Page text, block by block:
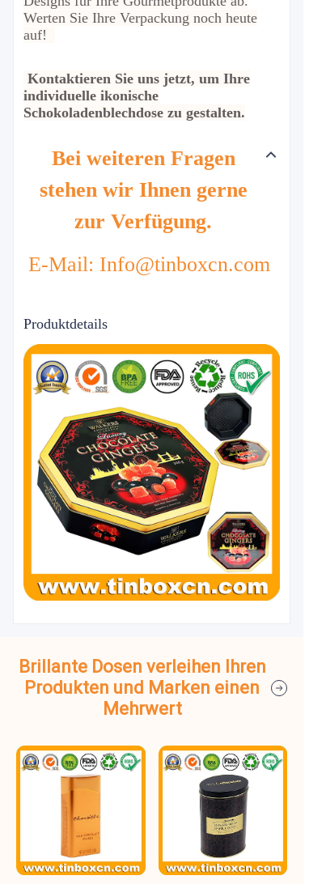
Werten Sie Ihre Verpackung noch heute
auf!
Kontaktieren Sie uns jetzt, um Ihre
individuelle ikonische
Schokoladenblechdose zu gestalten.
Bei weiteren Fragen
stehen wir Ihnen gerne
zur Verfügung.
E-Mail: Info@tinboxcn.com
Produktdetails
Brillante Dosen verleihen Ihren
Produkten und Marken einen
Mehrwert